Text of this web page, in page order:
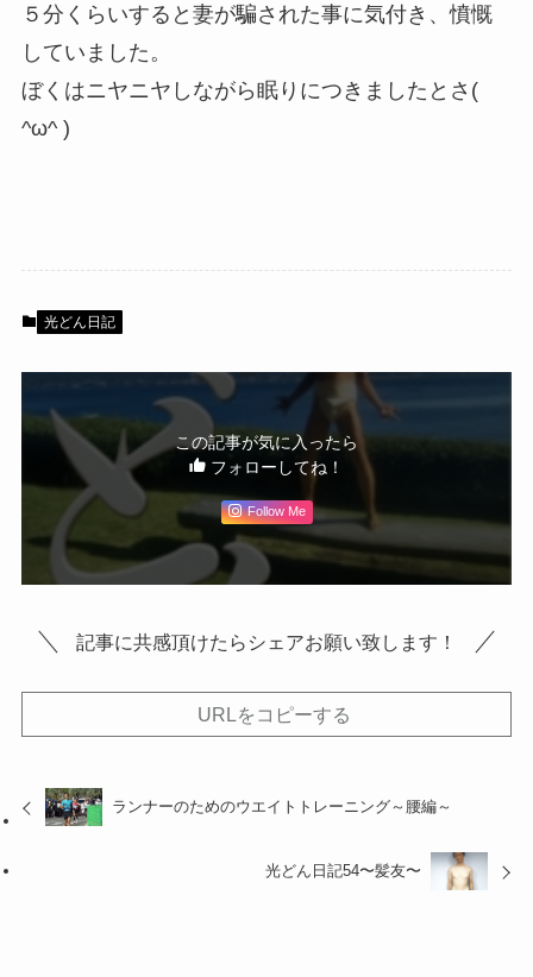
５分くらいすると妻が騙された事に気付き、憤慨
していました。
ぼくはニヤニヤしながら眠りにつきましたとさ(
^ω^ )
光どん日記
この記事が気に入ったら
フォローしてね！
Follow Me
記事に共感頂けたらシェアお願い致します！
URLをコピーする
ランナーのためのウエイトトレーニング～腰編～
光どん日記54〜髪友〜